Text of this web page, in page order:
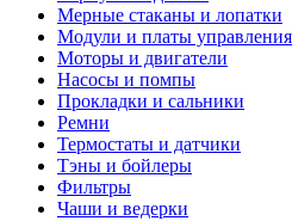
Мерные стаканы и лопатки
Модули и платы управления
Моторы и двигатели
Насосы и помпы
Прокладки и сальники
Ремни
Термостаты и датчики
Тэны и бойлеры
Фильтры
Чаши и ведерки